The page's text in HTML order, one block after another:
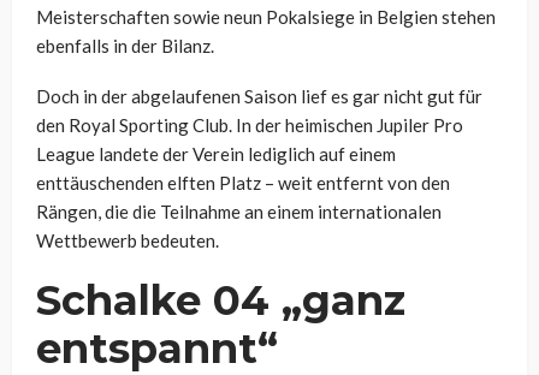
Meisterschaften sowie neun Pokalsiege in Belgien stehen
ebenfalls in der Bilanz.
Doch in der abgelaufenen Saison lief es gar nicht gut für
den Royal Sporting Club. In der heimischen Jupiler Pro
League landete der Verein lediglich auf einem
enttäuschenden elften Platz – weit entfernt von den
Rängen, die die Teilnahme an einem internationalen
Wettbewerb bedeuten.
Schalke 04 „ganz
entspannt“